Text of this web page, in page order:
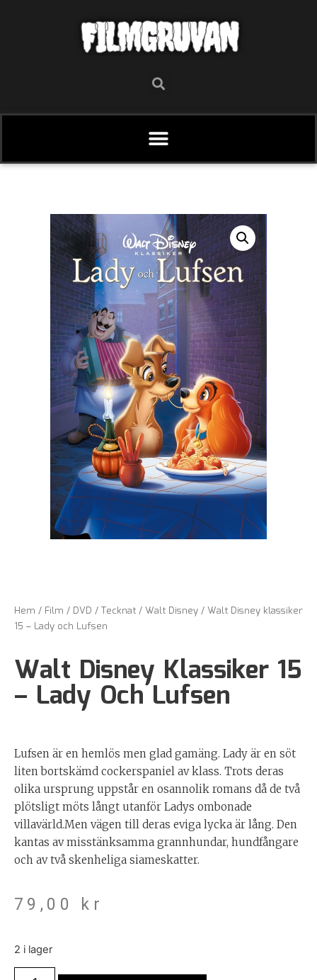
FILMGRUVAN
Hem / Film / DVD /Tecknat/Walt Disney/ Walt Disney klassiker
15 – Lady och Lufsen
Walt Disney Klassiker 15
– Lady Och Lufsen
Lufsen är en hemlös men glad gamäng. Lady är en söt
liten bortskämd cockerspaniel av klass. Trots deras
olika ursprung uppstår en osannolik romans då de två
plötsligt möts långt utanför Ladys ombonade
villavärld.Men vägen till deras eviga lycka är lång. Den
kantas av misstänksamma grannhundar, hundfångare
och av två skenheliga siameskatter.
79,00 kr
2 i lager